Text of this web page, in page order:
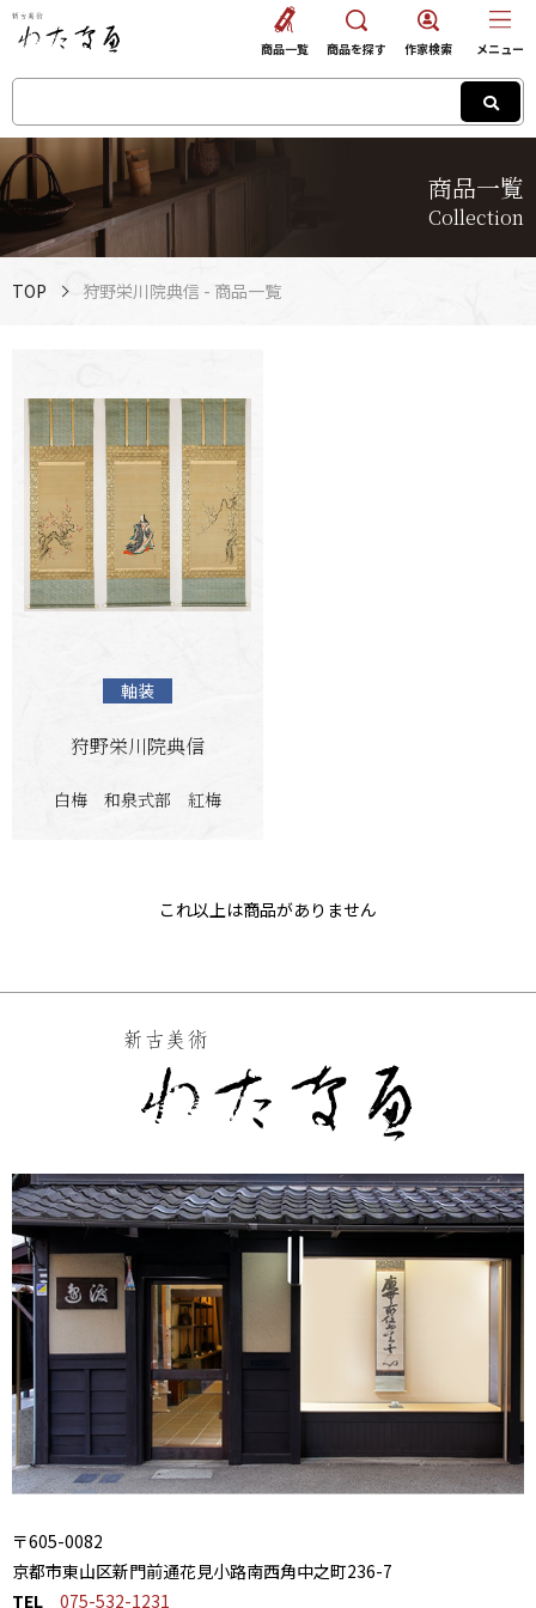
商品一覧
Collection
商品一覧 商品を探す 作家検索 メニュー
TOP 狩野栄川院典信 - 商品一覧
軸装
狩野栄川院典信
白梅 和泉式部 紅梅
これ以上は商品がありません
〒605-0082
京都市東山区新門前通花見小路南西角中之町236-7
TEL
075-532-1231